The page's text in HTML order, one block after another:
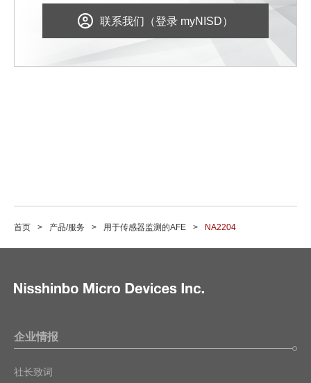
联系我们（登录 myNISD）
首页 产品/服务 用于传感器监测的AFE NA2204
企业情报
社长致词